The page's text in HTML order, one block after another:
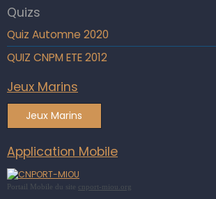
Quizs
Quiz Automne 2020
QUIZ CNPM ETE 2012
Jeux Marins
Jeux Marins
Application Mobile
Portail Mobile du site cnport-miou.org